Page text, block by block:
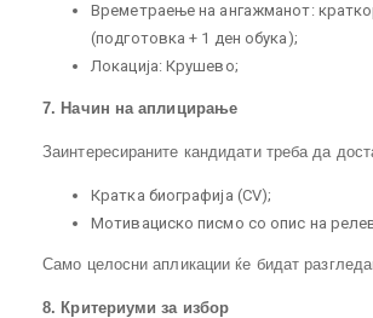
Времетраење на ангажманот:
(подготовка + 1 ден обука);
Локација: Крушево;
7. Начин на аплицирање
Заинтересираните кандидати треба да
Кратка биографија (CV);
Мотивациско писмо со опис на
Само целосни апликации ќе бидат
8. Критериуми за избор